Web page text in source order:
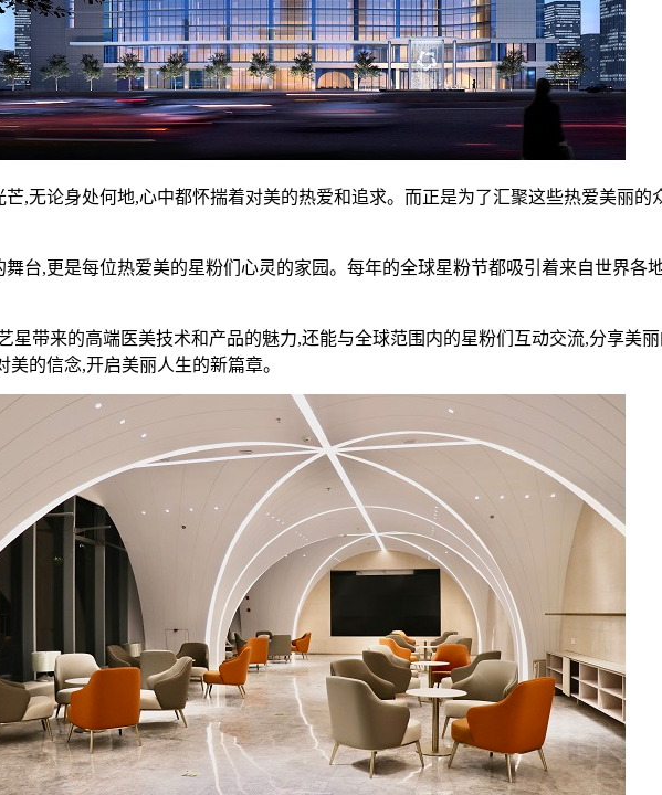
,无论身处何地,心中都怀揣着对美的热爱和追求。而正是为了汇聚这些热爱美丽的
台,更是每位热爱美的星粉们心灵的家园。每年的全球星粉节都吸引着来自世界各
星带来的高端医美技术和产品的魅力,还能与全球范围内的星粉们互动交流,分享美
的信念,开启美丽人生的新篇章。